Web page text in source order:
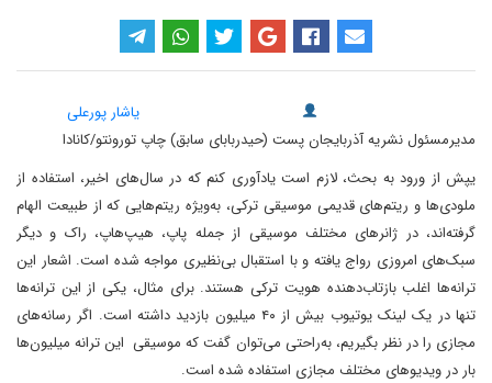
یاشار پورعلی
مدیرمسئول نشریه آذربایجان پست (حیدربابای سابق) چاپ تورونتو/کانادا
یپش از ورود به بحث، لازم است یادآوری کنم که در سال‌های اخیر، استفاده از
ملودی‌ها و ریتم‌های قدیمی موسیقی ترکی، به‌ویژه ریتم‌هایی که از طبیعت الهام
گرفته‌اند، در ژانرهای مختلف موسیقی از جمله پاپ، هیپ‌هاپ، راک و دیگر
سبک‌های امروزی رواج یافته و با استقبال بی‌نظیری مواجه شده است. اشعار این
ترانه‌ها اغلب بازتاب‌دهنده هویت ترکی هستند. برای مثال، یکی از این ترانه‌ها
تنها در یک لینک یوتیوب بیش از ۴۰ میلیون بازدید داشته است. اگر رسانه‌های
مجازی را در نظر بگیریم، به‌راحتی می‌توان گفت که موسیقی این ترانه‌ میلیون‌ها
بار در ویدیوهای مختلف مجازی استفاده شده است.